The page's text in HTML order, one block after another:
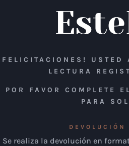
FELICITACIONES! USTED
LECTURA
POR FAVOR COMPLETE
PARA
Se realiza la devolución en